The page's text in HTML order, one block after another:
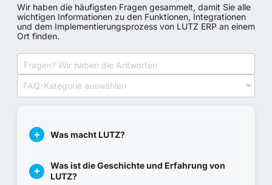
Wir haben die häufigsten Fragen gesammelt, damit Sie alle
wichtigen Informationen zu den Funktionen, Integrationen
und dem Implementierungsprozess von LUTZ ERP an einem
Ort finden.
FAQ-Kategorie auswählen
Was macht LUTZ?
Was ist die Geschichte und Erfahrung von
LUTZ?